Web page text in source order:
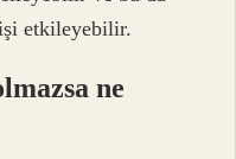
etkileyebilir.
ne